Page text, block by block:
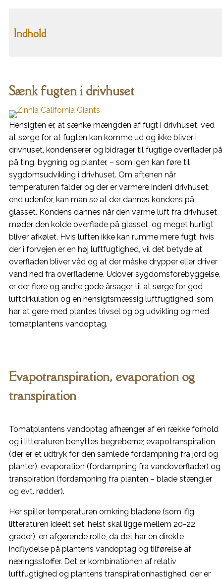
Indhold
Sænk fugten i drivhuset
Hensigten er, at sænke mængden af fugt i drivhuset, ved
at sørge for at fugten kan komme ud og ikke bliver i
drivhuset, kondenserer og bidrager til fugtige overflader på
på ting, bygning og planter, – som igen kan føre til
sygdomsudvikling i drivhuset. Om aftenen når
temperaturen falder og der er varmere indeni drivhuset,
end udenfor, kan man se at der dannes kondens på
glasset. Kondens dannes når den varme luft fra drivhuset
møder den kolde overflade på glasset, og meget hurtigt
bliver afkølet. Hvis luften ikke kan rumme mere fugt, hvis
der i forvejen er en høj luftfugtighed, vil det betyde at
overfladen bliver våd og at der måske drypper eller driver
vand ned fra overfladerne. Udover sygdomsforebyggelse,
er der flere og andre gode årsager til at sørge for god
luftcirkulation og en hensigtsmæssig luftfugtighed, som
har at gøre med plantes trivsel og og udvikling og med
tomatplantens vandoptag.
Evapotranspiration, evaporation og
transpiration
Tomatplantens vandoptag afhænger af en række forhold
og i litteraturen benyttes begreberne; evapotranspiration
(der er et udtryk for den samlede fordampning fra jord og
planter), evaporation (fordampning fra vandoverflader) og
transpiration (fordampning fra planten – blade stængler
og evt. rødder).
Her spiller temperaturen omkring bladene (som iflg.
litteraturen ideelt set, helst skal ligge mellem 20-22
grader), en afgørende rolle, da det har en direkte
indflydelse på plantens vandoptag og tilførelse af
næringsstoffer. Det er kombinationen af relativ
luftfugtighed og plantens transpirationhastighed, der er